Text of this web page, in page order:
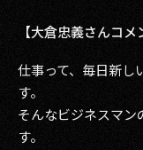
【大倉忠義さんコメ
仕事って、毎日新し
す。
そんなビジネスマン
す。